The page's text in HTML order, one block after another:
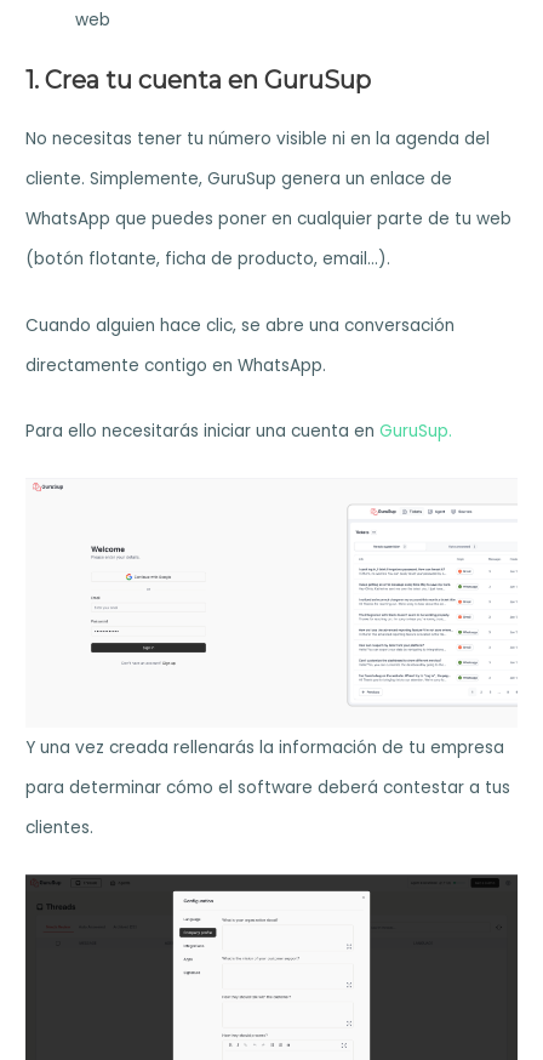
web
1. Crea tu cuenta en GuruSup
No necesitas tener tu número visible ni en la agenda del
cliente. Simplemente, GuruSup genera un enlace de
WhatsApp que puedes poner en cualquier parte de tu web
(botón flotante, ficha de producto, email…).
Cuando alguien hace clic, se abre una conversación
directamente contigo en WhatsApp.
Para ello necesitarás iniciar una cuenta en GuruSup.
Y una vez creada rellenarás la información de tu empresa
para determinar cómo el software deberá contestar a tus
clientes.